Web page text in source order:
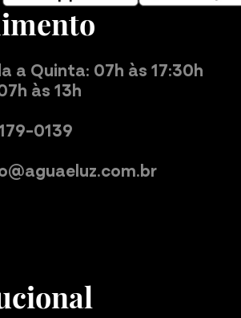
a Quinta: 07h às 17:30h
às 13h
0139